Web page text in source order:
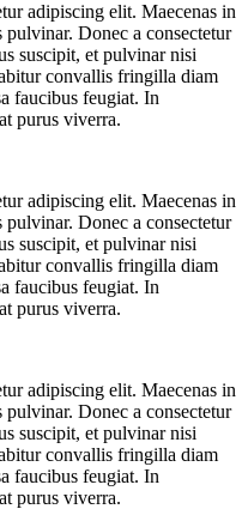
adipiscing elit. Maecenas in
Donec a consectetur
suscipit, et pulvinar nisi
convallis fringilla diam
faucibus feugiat. In
purus viverra.
adipiscing elit. Maecenas in
Donec a consectetur
suscipit, et pulvinar nisi
convallis fringilla diam
faucibus feugiat. In
purus viverra.
adipiscing elit. Maecenas in
Donec a consectetur
suscipit, et pulvinar nisi
convallis fringilla diam
faucibus feugiat. In
purus viverra.